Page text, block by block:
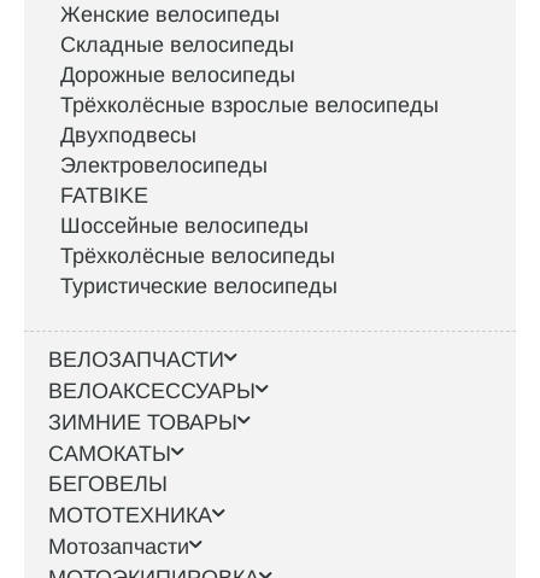
Женские велосипеды
Складные велосипеды
Дорожные велосипеды
Трёхколёсные взрослые велосипеды
Двухподвесы
Электровелосипеды
FATBIKE
Шоссейные велосипеды
Трёхколёсные велосипеды
Туристические велосипеды
ВЕЛОЗАПЧАСТИ
ВЕЛОАКСЕССУАРЫ
ЗИМНИЕ ТОВАРЫ
САМОКАТЫ
БЕГОВЕЛЫ
МОТОТЕХНИКА
Мотозапчасти